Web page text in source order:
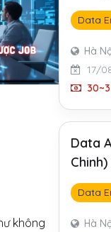
không
Data
Hà
17/
Data
Chinh)
Data
Hà